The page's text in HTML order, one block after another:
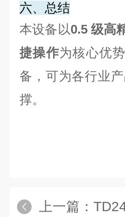
六、总结
本设备以0.5 级高
捷操作为核心优
备，可为各行业
撑。
上一篇：